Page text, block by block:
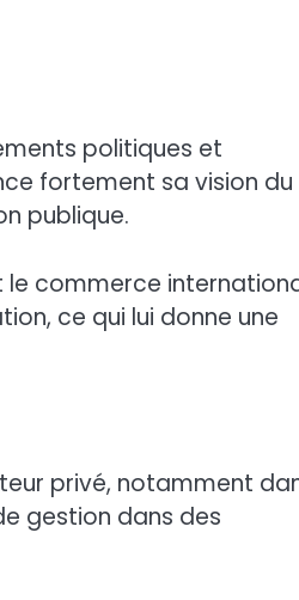
politiques et
fortement sa vision du
publique.
le commerce
ce qui lui donne une
privé, notamment
gestion dans des